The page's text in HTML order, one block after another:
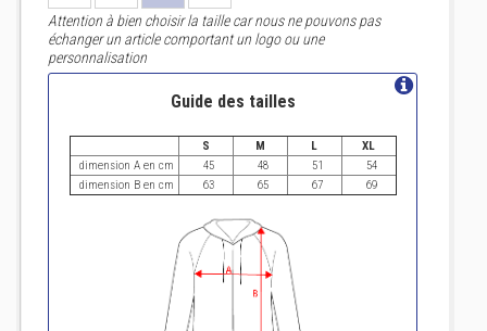
Attention à bien choisir la taille car nous ne pouvons pas
échanger un article comportant un logo ou une
personnalisation
Guide des tailles
S M L
XL
dimension A en cm
45 48 51
54
dimension B en cm
63 65 67 69